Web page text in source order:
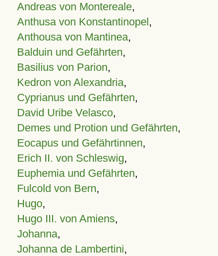
Andreas von Montereale,
Anthusa von Konstantinopel,
Anthousa von Mantinea,
Balduin und Gefährten,
Basilius von Parion,
Kedron von Alexandria,
Cyprianus und Gefährten,
David Uribe Velasco,
Demes und Protion und Gefährten,
Eocapus und Gefährtinnen,
Erich II. von Schleswig,
Euphemia und Gefährten,
Fulcold von Bern,
Hugo,
Hugo III. von Amiens,
Johanna,
Johanna de Lambertini,